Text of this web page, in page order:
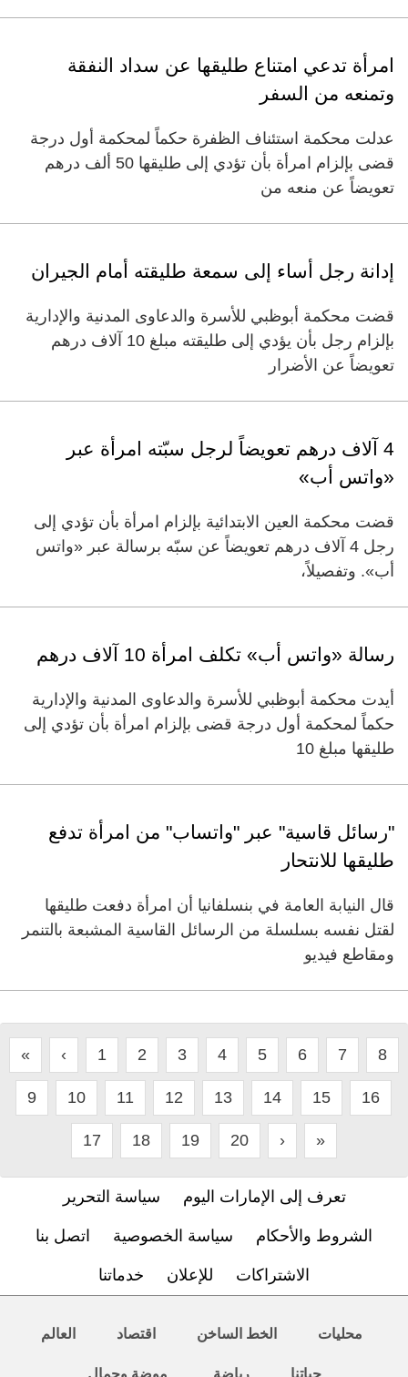
امرأة تدعي امتناع طليقها عن سداد النفقة
وتمنعه من السفر
عدلت محكمة استئناف الظفرة حكماً لمحكمة أول درجة
قضى بإلزام امرأة بأن تؤدي إلى طليقها 50 ألف درهم
تعويضاً عن منعه من
إدانة رجل أساء إلى سمعة طليقته أمام الجيران
قضت محكمة أبوظبي للأسرة والدعاوى المدنية والإدارية
بإلزام رجل بأن يؤدي إلى طليقته مبلغ 10 آلاف درهم
تعويضاً عن الأضرار
4 آلاف درهم تعويضاً لرجل سبّته امرأة عبر
«واتس أب»
قضت محكمة العين الابتدائية بإلزام امرأة بأن تؤدي إلى
رجل 4 آلاف درهم تعويضاً عن سبّه برسالة عبر «واتس
أب». وتفصيلاً،
رسالة «واتس أب» تكلف امرأة 10 آلاف درهم
أيدت محكمة أبوظبي للأسرة والدعاوى المدنية والإدارية
حكماً لمحكمة أول درجة قضى بإلزام امرأة بأن تؤدي إلى
طليقها مبلغ 10
"رسائل قاسية" عبر "واتساب" من امرأة تدفع
طليقها للانتحار
قال النيابة العامة في بنسلفانيا أن امرأة دفعت طليقها
لقتل نفسه بسلسلة من الرسائل القاسية المشبعة بالتنمر
ومقاطع فيديو
« ‹ 1 2 3 4 5 6 7 8
9 10 11 12 13 14 15 16
17 18 19 20 › »
تعرف إلى الإمارات اليوم سياسة التحرير
الشروط والأحكام سياسة الخصوصية اتصل بنا
الاشتراكات للإعلان خدماتنا
محليات الخط الساخن اقتصاد العالم
حياتنا رياضة موضة وجمال